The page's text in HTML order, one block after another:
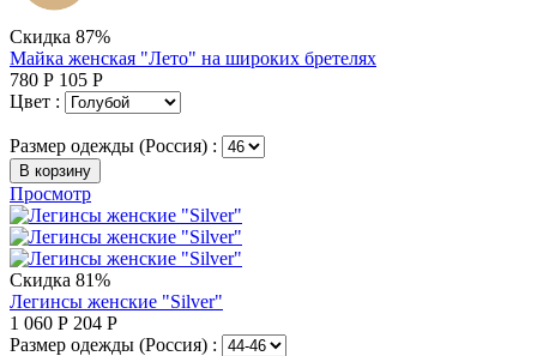
Скидка 87%
Майка женская "Лето" на широких бретелях
780 Р 105 Р
Цвет :
Размер одежды (Россия) :
В корзину
Просмотр
Скидка 81%
Легинсы женские "Silver"
1 060 Р 204 Р
Размер одежды (Россия) :